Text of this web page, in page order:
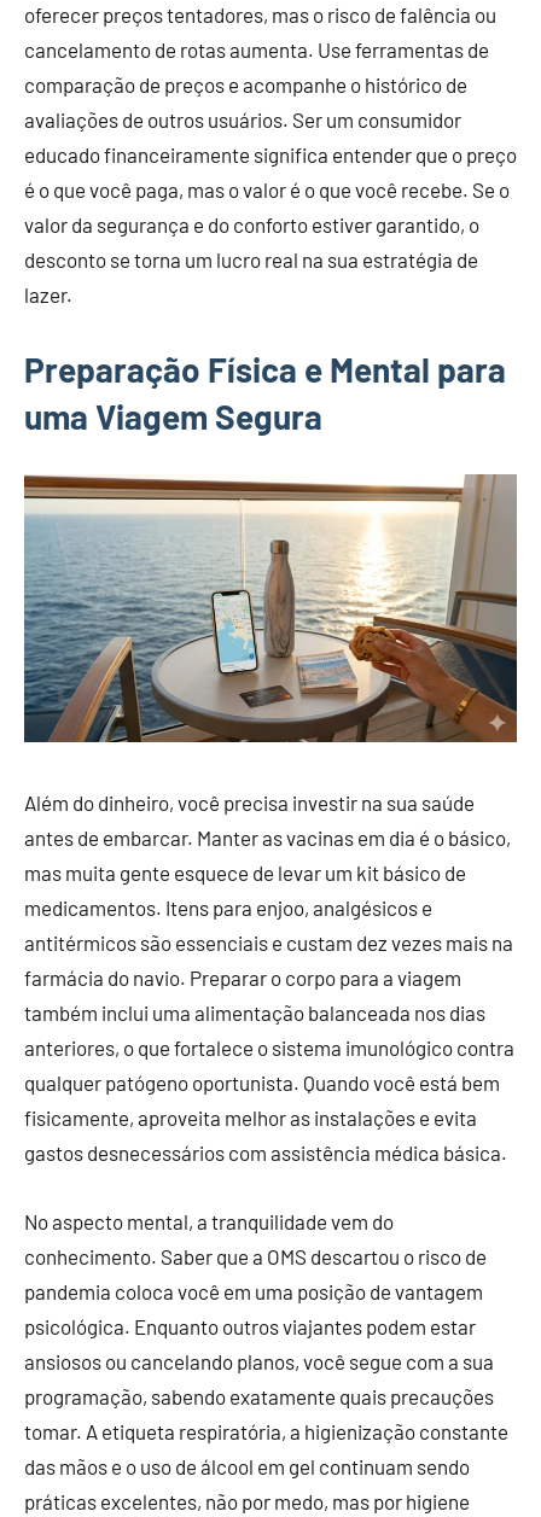
oferecer preços tentadores, mas o risco de falência ou
cancelamento de rotas aumenta. Use ferramentas de
comparação de preços e acompanhe o histórico de
avaliações de outros usuários. Ser um consumidor
educado financeiramente significa entender que o preço
é o que você paga, mas o valor é o que você recebe. Se o
valor da segurança e do conforto estiver garantido, o
desconto se torna um lucro real na sua estratégia de
lazer.
Preparação Física e Mental para
uma Viagem Segura
Além do dinheiro, você precisa investir na sua saúde
antes de embarcar. Manter as vacinas em dia é o básico,
mas muita gente esquece de levar um kit básico de
medicamentos. Itens para enjoo, analgésicos e
antitérmicos são essenciais e custam dez vezes mais na
farmácia do navio. Preparar o corpo para a viagem
também inclui uma alimentação balanceada nos dias
anteriores, o que fortalece o sistema imunológico contra
qualquer patógeno oportunista. Quando você está bem
fisicamente, aproveita melhor as instalações e evita
gastos desnecessários com assistência médica básica.
No aspecto mental, a tranquilidade vem do
conhecimento. Saber que a OMS descartou o risco de
pandemia coloca você em uma posição de vantagem
psicológica. Enquanto outros viajantes podem estar
ansiosos ou cancelando planos, você segue com a sua
programação, sabendo exatamente quais precauções
tomar. A etiqueta respiratória, a higienização constante
das mãos e o uso de álcool em gel continuam sendo
práticas excelentes, não por medo, mas por higiene